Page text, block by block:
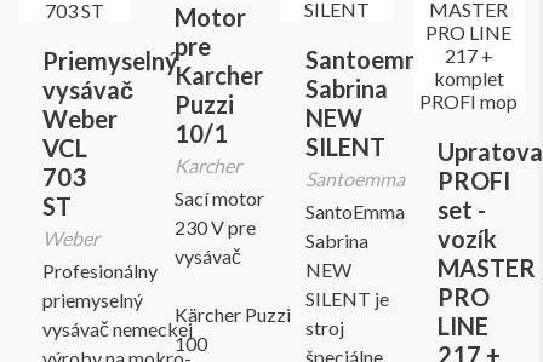
Priemyselný
vysávač
Weber
VCL
703
ST
Weber
Profesionálny
priemyselný
vysávač nemeckej
výroby na mokro-
Motor
pre
Karcher
Puzzi
10/1
Karcher
Sací motor
230 V pre
vysávač
Kärcher Puzzi
100
Santoemma
Sabrina
NEW
SILENT
Santoemma
SantoEmma
Sabrina
NEW
SILENT je
stroj
špeciálne
PROFI
set -
vozík
MASTER
PRO
LINE
217 +